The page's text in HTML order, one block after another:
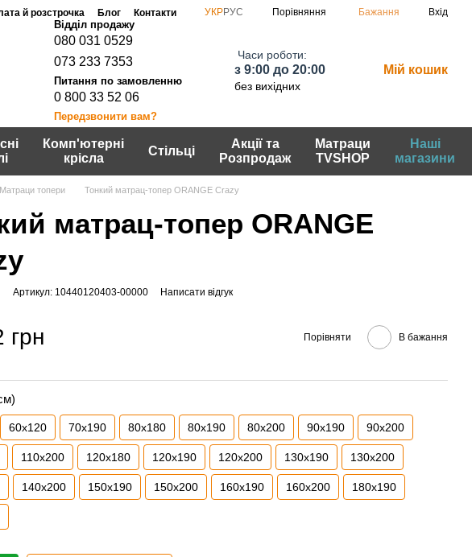
й розстрочка Блог
Контакти
УКРРУС Порівняння Бажання Вхід
080 031 0529
073 233 7353
0 800 33 52 06
Передзвонити вам?
Часи роботи:
з 9:00 до 20:00
без вихідних
Мій кошик
Комп'ютерні
крісла
Стільці
Акції та
Розпродаж
Матраци
TVSHOP
Наші
магазини
Матраци топери Тонкий матрац-топер ORANGE Crazy
матрац-топер ORANGE
Артикул: 10440120403-00000 Написати відгук
грн Порівняти В бажання
60х120 70x190 80x180 80x190 80x200 90x190 90x200
110x200 120x180 120x190 120x200 130x190 130x200
140x200 150x190 150x200 160x190 160x200 180x190